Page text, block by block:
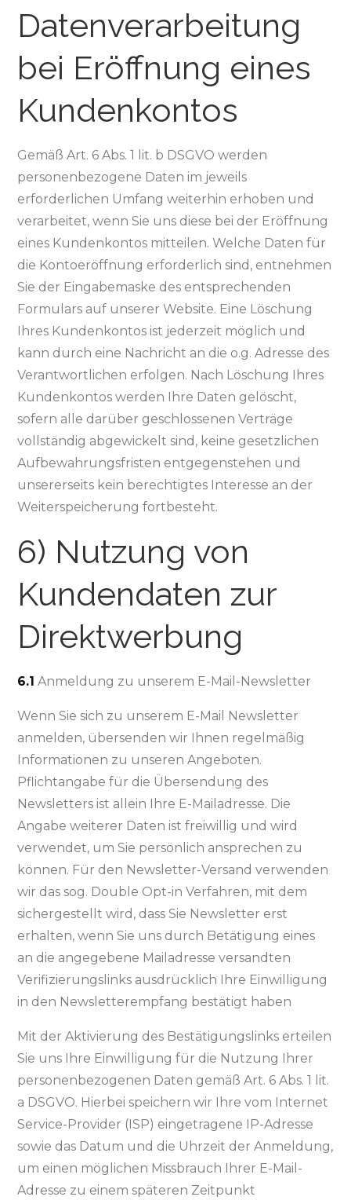
Datenverarbeitung
bei Eröffnung eines
Kundenkontos
Gemäß Art. 6 Abs. 1 lit. b DSGVO werden
personenbezogene Daten im jeweils
erforderlichen Umfang weiterhin erhoben und
verarbeitet, wenn Sie uns diese bei der Eröffnung
eines Kundenkontos mitteilen. Welche Daten für
die Kontoeröffnung erforderlich sind, entnehmen
Sie der Eingabemaske des entsprechenden
Formulars auf unserer Website. Eine Löschung
Ihres Kundenkontos ist jederzeit möglich und
kann durch eine Nachricht an die o.g. Adresse des
Verantwortlichen erfolgen. Nach Löschung Ihres
Kundenkontos werden Ihre Daten gelöscht,
sofern alle darüber geschlossenen Verträge
vollständig abgewickelt sind, keine gesetzlichen
Aufbewahrungsfristen entgegenstehen und
unsererseits kein berechtigtes Interesse an der
Weiterspeicherung fortbesteht.
6) Nutzung von
Kundendaten zur
Direktwerbung
6.1 Anmeldung zu unserem E-Mail-Newsletter
Wenn Sie sich zu unserem E-Mail Newsletter
anmelden, übersenden wir Ihnen regelmäßig
Informationen zu unseren Angeboten.
Pflichtangabe für die Übersendung des
Newsletters ist allein Ihre E-Mailadresse. Die
Angabe weiterer Daten ist freiwillig und wird
verwendet, um Sie persönlich ansprechen zu
können. Für den Newsletter-Versand verwenden
wir das sog. Double Opt-in Verfahren, mit dem
sichergestellt wird, dass Sie Newsletter erst
erhalten, wenn Sie uns durch Betätigung eines
an die angegebene Mailadresse versandten
Verifizierungslinks ausdrücklich Ihre Einwilligung
in den Newsletterempfang bestätigt haben
Mit der Aktivierung des Bestätigungslinks erteilen
Sie uns Ihre Einwilligung für die Nutzung Ihrer
personenbezogenen Daten gemäß Art. 6 Abs. 1 lit.
a DSGVO. Hierbei speichern wir Ihre vom Internet
Service-Provider (ISP) eingetragene IP-Adresse
sowie das Datum und die Uhrzeit der Anmeldung,
um einen möglichen Missbrauch Ihrer E-Mail-
Adresse zu einem späteren Zeitpunkt